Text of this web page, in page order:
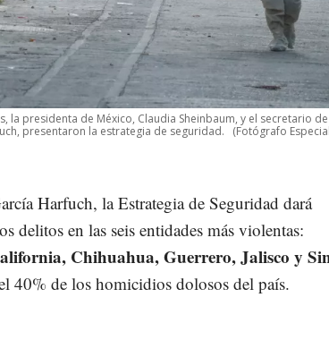
la presidenta de México, Claudia Sheinbaum, y el secretario de
presentaron la estrategia de seguridad.
(Fotógrafo
Harfuch, la Estrategia de Seguridad dará
delitos en las seis entidades más violentas:
Chihuahua, Guerrero, Jalisco y
40% de los homicidios dolosos del país.